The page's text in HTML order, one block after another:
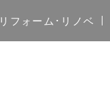
リフォーム･リノベ